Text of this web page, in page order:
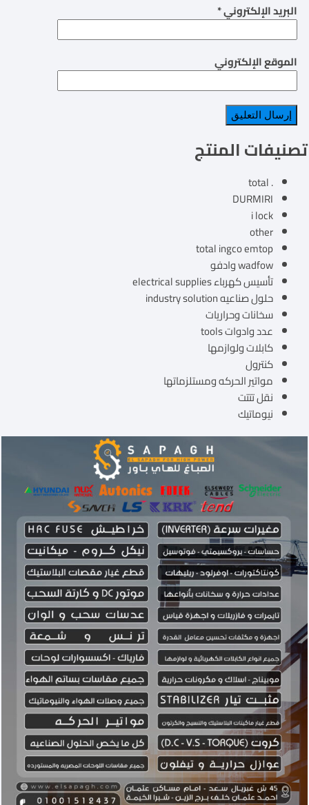
البريد الإلكتروني*
الموقع الإلكتروني
تصنيفات المنتج
. total
DURMIRI
i lock
other
total ingco emtop
wadfow وادفو
تأسيس كهرباء electrical supplies
حلول صناعيه industry solution
سخانات وحراريات
عدد وادوات tools
كابلات ولوازمها
كنترول
مواتير الحركه ومستلزماتها
نقل تتتت
نيوماتيك